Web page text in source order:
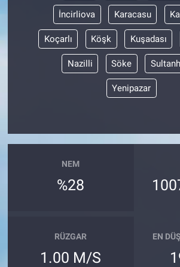
İncirliova Karacasu
Koçarlı Köşk Kuşadası
Nazilli Söke
Yenipazar
NEM
%28
RÜZGAR
1.00 M/S
EN